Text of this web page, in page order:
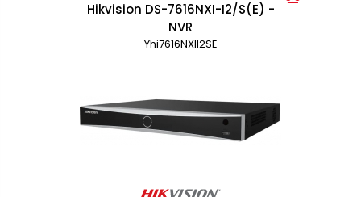
Hikvision DS-7616NXI-I2/S(E) -
NVR
Yhi7616NXII2SE